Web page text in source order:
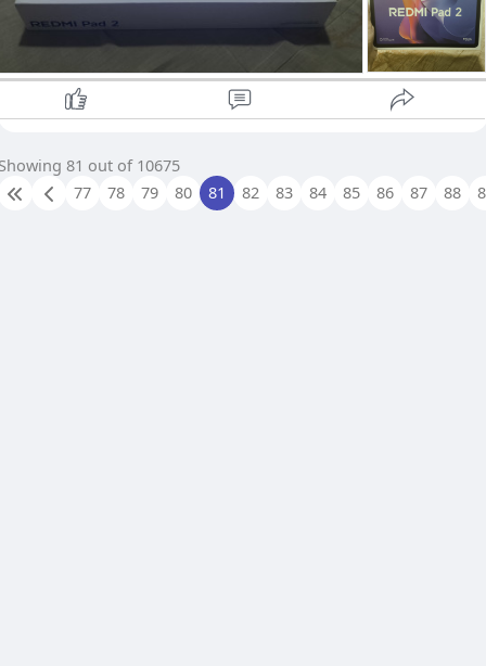
81 out of 10675
77
78 79 80 81 82 83 84 85 86 87 88